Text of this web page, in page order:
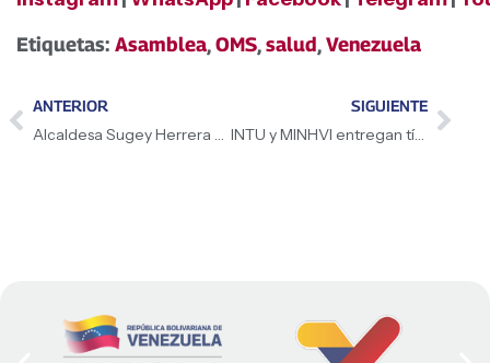
Etiquetas: Asamblea,OMS,salud,Venezuela
ANTERIOR
Alcaldesa Sugey Herrera presentó balance positivo y cifras récord de la Feria San Celestino 2026
SIGUIENTE
INTU y MINHVI entregan títulos de tierra urbana a familias en 19 estados